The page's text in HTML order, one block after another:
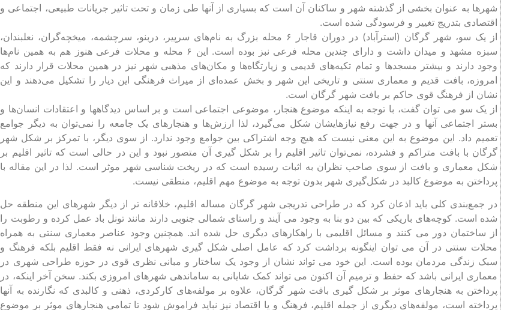
شهرها به عنوان بخشی از گذشته شهر و ساکنان آن است که بسیاری از آنها طی زمان و تحت تاثیر جریانات طبیعی، اجتماعی و
اقتصادی بتدریج تغییر و فرسودگی شده است.
از یک سو، شهر گرگان (استرآباد) در دوران قاجار ۶ محله بزرگ به نام‌های سرپیر، دربنو، سرچشمه، میخچه‌گران، نعلبندان،
سبزه ‌مشهد و میدان داشت و دارای چندین محله فرعی نبز بوده‌ است. این ۶ محله و محلات فرعی هنوز هم به همین نام‌ها
وجود دارند و بیشتر مسجدها و تمام تکیه‌های قدیمی و زیارتگاه‌ها و مکان‌های مذهبی شهر نیز در همین محلات قرار دارند که
امروزه، بافت قدیم و معماری سنتی و تاریخی این شهر و بخش عمده‌ای از میراث فرهنگی این دیار را تشکیل می‌دهند و این
نشان از فرهنگ قوی حاکم بر بافت شهر گرگان است.
از یک سو می توان گفت، با توجه به اینکه موضوع هنجار، موضوعی اجتماعی است و بر اساس دیدگاهها و اعتقادات انسان‌ها و
بستر اجتماعی آنها و در جهت رفع نیازهایشان شکل می‌گیرد، لذا ارزش‌ها و هنجارهای یک جامعه را نمی‌توان به دیگر جوامع
تعمیم داد. این موضوع به این معنی نیست که هیچ وجه اشتراکی بین جوامع وجود ندارد. از سوی دیگر، با تمرکز بر شکل شهر
گرگان با بافت متراکم و فشرده، نمی‌توان تاثیر اقلیم را بر شکل گیری آن متصور نبود و این در حالی است که تاثیر اقلیم بر
شکل معماری و بافت از سوی صاحب نظران به اثبات رسیده است که در ریخت شناسی شهر موثر است. لذا در این مقاله با
پرداختن به موضوع کالبد در شکل‌گیری شهر بدون توجه به موضوع مهم اقلیم، منطقی نیست.
در جمع‌بندی کلی باید اذعان کرد که در طراحی تدریجی شهر گرگان مساله اقلیم، خلاقانه تر از دیگر شهرهای این منطقه حل
شده است. کوچه‌های باریکی که بین دو بنا به وجود می آیند و راستای شمالی جنوبی دارند مانند تونل باد عمل کرده و رطوبت را
از ساختمان دور می کنند و مسائل اقلیمی با راهکارهای دیگری حل شده اند. همچنین وجود عناصر معماری سنتی به همراه
محلات سنتی در آن می توان اینگونه برداشت کرد که عامل اصلی شکل گیری شهرهای ایرانی نه فقط اقلیم بلکه فرهنگ و
سبک زندگی مردمان بوده است. این خود می تواند نشان از وجود یک ساختار و مبانی نظری قوی در حوزه طراحی شهری در
معماری ایرانی باشد که حفظ و ترمیم آن اکنون می تواند کمک شایانی به ساماندهی شهرهای امروزی بکند. سخن آخر اینکه، در
پرداختن به هنجارهای موثر بر شکل گیری بافت شهر گرگان، علاوه بر مولفه‌های کارکردی، ذهنی و کالبدی که نگارنده به آنها
پرداخته است، مولفه‌های دیگری از جمله اقلیم، فرهنگ و یا اقتصاد نیز نباید فراموش شود تا تمامی هنجارهای موثر بر موضوع